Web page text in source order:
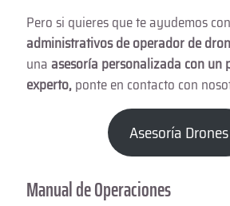
Pero si quieres que te ayudemos
administrativos de operador de
unaasesoría personalizada con un
experto,ponte en contacto con
Asesoría Drones
Manual de Operaciones